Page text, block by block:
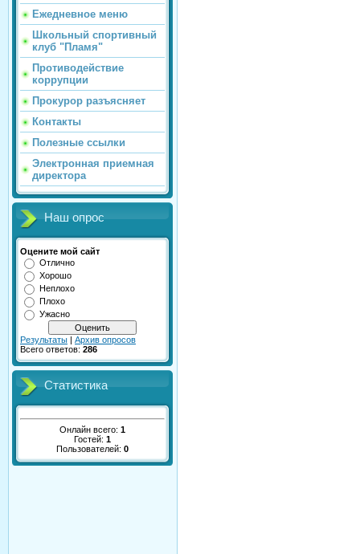
Ежедневное меню
Школьный спортивный
клуб "Пламя"
Противодействие
коррупции
Прокурор разъясняет
Контакты
Полезные ссылки
Электронная приемная
директора
Наш опрос
Оцените мой сайт
Отлично
Хорошо
Неплохо
Плохо
Ужасно
Результаты | Архив опросов
Всего ответов: 286
Статистика
Онлайн всего: 1
Гостей: 1
Пользователей: 0